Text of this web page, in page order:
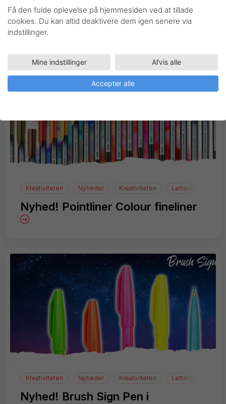
Blog Kreativiteten Nyheder Kreativiteten
Tegn manga med Pentel
Kreativiteten Nyheder Kreativiteten Lettering
Nyhed! Pointliner Colour fineliner
Kreativiteten Nyheder Kreativiteten Lettering
Nyhed! Brush Sign Pen i
Få den fulde oplevelse på hjemmesiden ved at tillade
cookies. Du kan altid deaktivere dem igen senere via
indstillinger.
Mine indstillinger Afvis alle
Accepter alle